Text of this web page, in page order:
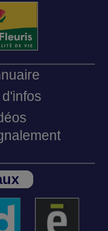
d'infos